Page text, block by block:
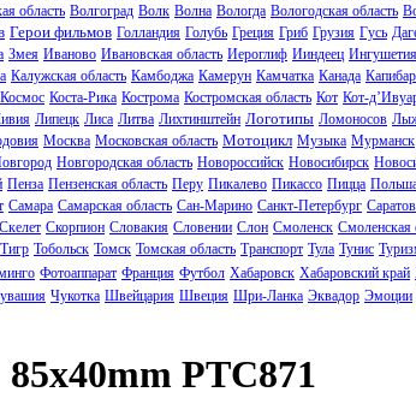
область Волгоград Волк Волна Вологда Вологодская область
Герои фильмов Голландия Голубь Греция Гриб Грузия Гусь
Змея Иваново Ивановская область Иероглиф Ииндеец Ингушетия
Калужская область Камбоджа Камерун Камчатка Канада
Космос Коста-Рика Кострома Костромская область Кот Кот-
Липецк Лиса Литва Лихтинштейн Логотипы Ломоносов
Москва Московская область Мотоцикл Музыка Мурманск
Новгородская область Новороссийск Новосибирск
Пенза Пензенская область Перу Пикалево Пикассо Пицца
Самара Самарская область Сан-Марино Санкт-Петербург Саратов
Скелет Скорпион Словакия Словении Слон Смоленск Смоленская
Тигр Тобольск Томск Томская область Транспорт Тула Тунис
Фотоаппарат Франция Футбол Хабаровск Хабаровский край
Чукотка Швейцария Швеция Шри-Ланка Эквадор Эмоции
PTC871